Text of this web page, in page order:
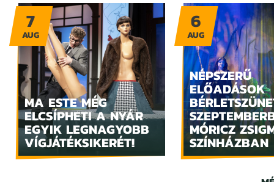
MA ESTE MÉG
ELCSÍPHETI A NYÁR
EGYIK LEGNAGYOBB
VÍGJÁTÉKSIKERÉT!
7
AUG
NÉPSZERŰ
ELŐADÁSOK
MÓRICZ
SZÍNHÁZBAN
6
AUG